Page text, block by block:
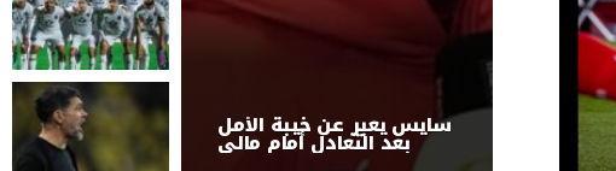
سايس يعبر عن خيبة الأمل
بعد التعادل أمام مالي